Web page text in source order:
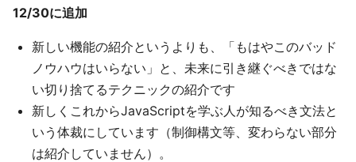
12/30に追加
新しい機能の紹介というよりも、「もはやこのバッド
ノウハウはいらない」と、未来に引き継ぐべきではな
い切り捨てるテクニックの紹介です
新しくこれからJavaScriptを学ぶ人が知るべき文法と
いう体裁にしています（制御構文等、変わらない部分
は紹介していません）。